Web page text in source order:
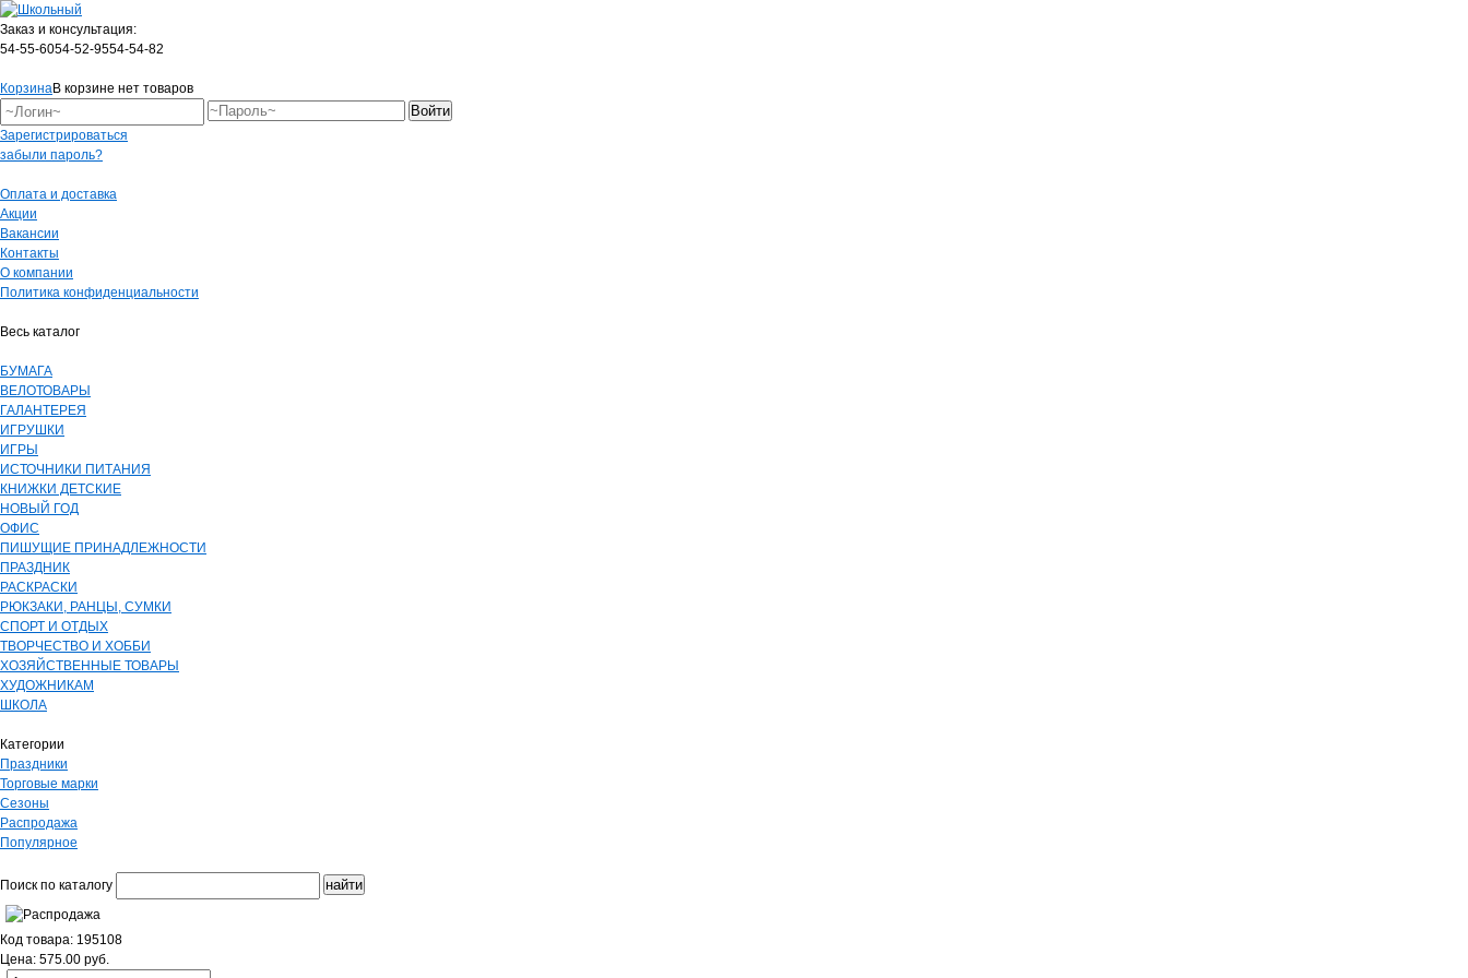
Заказ и консультация:
54-55-6054-52-9554-54-82
КорзинаВ корзине нет товаров
Зарегистрироваться
забыли пароль?
Оплата и доставка
Акции
Вакансии
Контакты
О компании
Политика конфиденциальности
Весь каталог
БУМАГА
ВЕЛОТОВАРЫ
ГАЛАНТЕРЕЯ
ИГРУШКИ
ИГРЫ
ИСТОЧНИКИ ПИТАНИЯ
КНИЖКИ ДЕТСКИЕ
НОВЫЙ ГОД
ОФИС
ПИШУЩИЕ ПРИНАДЛЕЖНОСТИ
ПРАЗДНИК
РАСКРАСКИ
РЮКЗАКИ, РАНЦЫ, СУМКИ
СПОРТ И ОТДЫХ
ТВОРЧЕСТВО И ХОББИ
ХОЗЯЙСТВЕННЫЕ ТОВАРЫ
ХУДОЖНИКАМ
ШКОЛА
Категории
Праздники
Торговые марки
Сезоны
Распродажа
Популярное
Поиск по каталогу
Код товара: 195108
Цена: 575.00 руб.